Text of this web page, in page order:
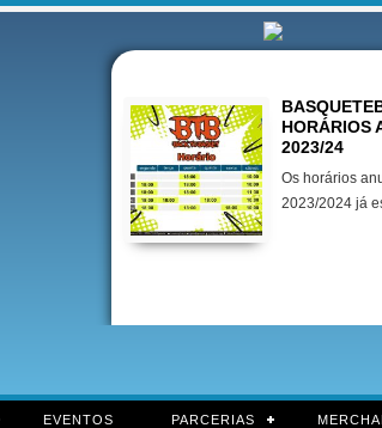
HORÁRIOS
2023/24
Os horários
2023/2024 já
EVENTOS PARCERIAS